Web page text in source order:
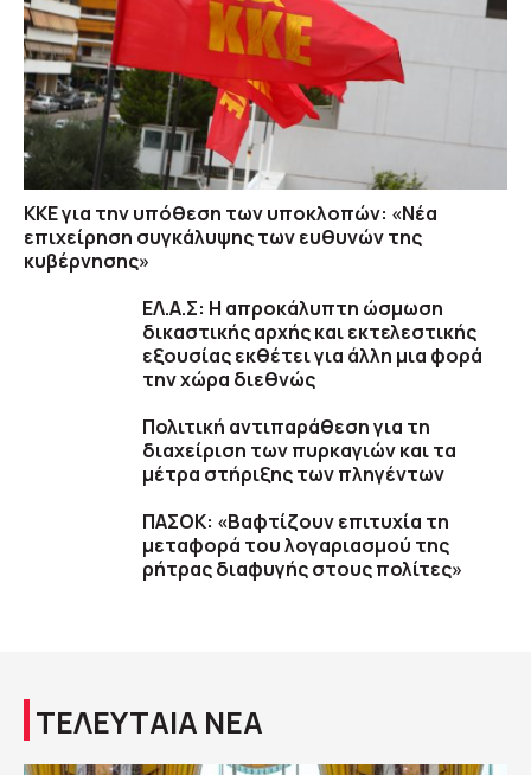
ΚΚΕ για την υπόθεση των υποκλοπών: «Νέα
επιχείρηση συγκάλυψης των ευθυνών της
κυβέρνησης»
ΕΛ.Α.Σ: Η απροκάλυπτη ώσμωση
δικαστικής αρχής και εκτελεστικής
εξουσίας εκθέτει για άλλη μια φορά
την χώρα διεθνώς
Πολιτική αντιπαράθεση για τη
διαχείριση των πυρκαγιών και τα
μέτρα στήριξης των πληγέντων
ΠΑΣΟΚ: «Βαφτίζουν επιτυχία τη
μεταφορά του λογαριασμού της
ρήτρας διαφυγής στους πολίτες»
ΤΕΛΕΥΤΑΙΑ ΝΕΑ